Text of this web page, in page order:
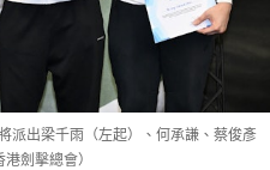
派出梁千雨（左起）、何承謙、蔡俊彥
劍擊總會）